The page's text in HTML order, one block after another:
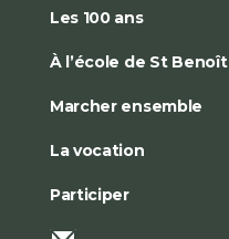
Les 100 ans
À l’école de St Benoît
Marcher ensemble
La vocation
Participer